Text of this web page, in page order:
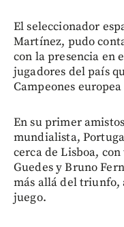
El seleccionador
Martínez, pudo
con la presencia en
jugadores del país
Campeones
En su primer
mundialista,
cerca de Lisboa,
Guedes y Bruno
más allá del triunfo,
juego.